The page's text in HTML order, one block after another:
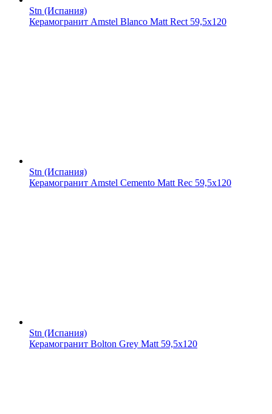
Stn (Испания)
Керамогранит Amstel Blanco Matt Rect 59,5x120
Stn (Испания)
Керамогранит Amstel Cemento Matt Rec 59,5x120
Stn (Испания)
Керамогранит Bolton Grey Matt 59,5x120